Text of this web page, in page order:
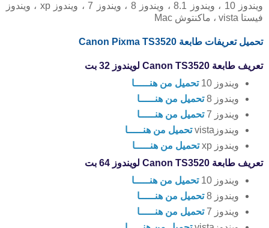
ويندوز 10 ، ويندوز 8.1 ، ويندوز 8 ، ويندوز 7 ، ويندوز xp ، ويندوز
فيستا vista ، ماكنتوش Mac
تحميل تعريفات طابعة Canon Pixma TS3520
تعريف طابعة Canon TS3520 لويندوز 32 بت
ويندوز 10
تحميل من هنـــــا
ويندوز 8
تحميل من هنـــــا
ويندوز 7
تحميل من هنـــــا
ويندوزvista
تحميل من هنـــــا
ويندوز xp
تحميل من هنـــــا
تعريف طابعة Canon TS3520 لويندوز 64 بت
ويندوز 10
تحميل من هنـــــا
ويندوز 8
تحميل من هنـــــا
ويندوز 7
تحميل من هنـــــا